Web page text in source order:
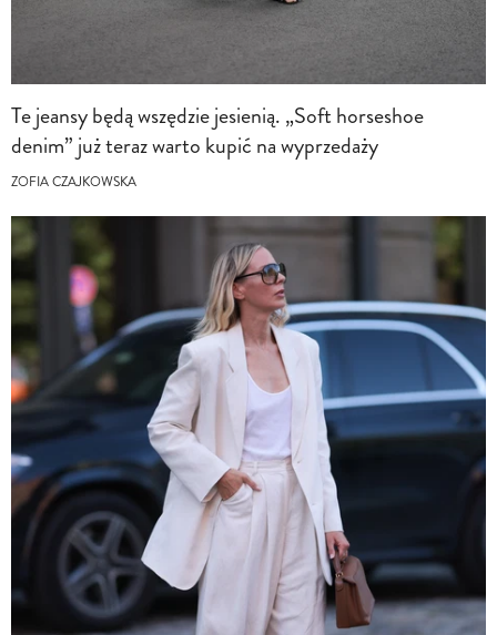
Te jeansy będą wszędzie jesienią. „Soft horseshoe
denim” już teraz warto kupić na wyprzedaży
ZOFIA CZAJKOWSKA